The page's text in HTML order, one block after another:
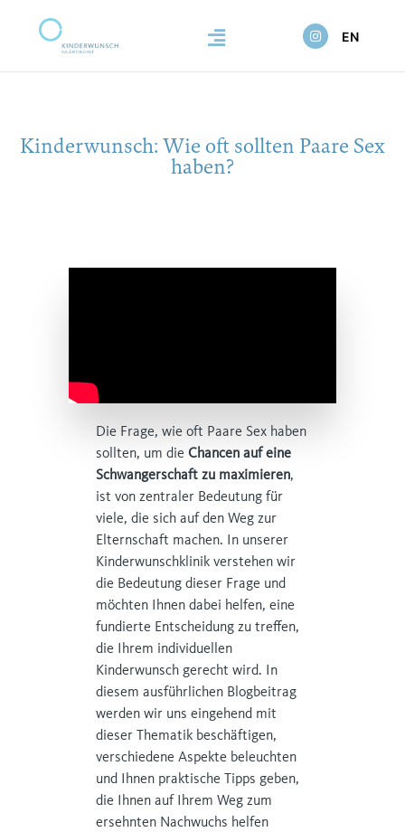
EN
Kinderwunsch: Wie oft sollten Paare Sex
haben?
Die Frage, wie oft Paare Sex haben
sollten, um dieChancen auf eine
Schwangerschaft zu maximieren,
ist von zentraler Bedeutung für
viele, die sich auf den Weg zur
Elternschaft machen. In unserer
Kinderwunschklinik verstehen wir
die Bedeutung dieser Frage und
möchten Ihnen dabei helfen, eine
fundierte Entscheidung zu treffen,
die Ihrem individuellen
Kinderwunsch gerecht wird. In
diesem ausführlichen Blogbeitrag
werden wir uns eingehend mit
dieser Thematik beschäftigen,
verschiedene Aspekte beleuchten
und Ihnen praktische Tipps geben,
die Ihnen auf Ihrem Weg zum
ersehnten Nachwuchs helfen